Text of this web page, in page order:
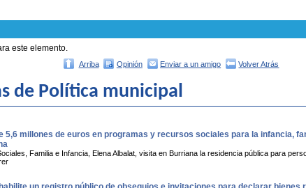
este elemento.
Arriba Opinión Enviar a un amigo Volver Atrás
de Política municipal
5,6 millones de euros en programas y recursos sociales para la infancia,
Familia e Infancia, Elena Albalat, visita en Burriana la residencia pública para